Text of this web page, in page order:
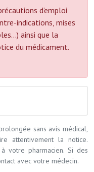
d’emploi
indications, mises
ainsi que la
du médicament.
sans avis médical,
attentivement la notice.
votre pharmacien. Si des
avec votre médecin.